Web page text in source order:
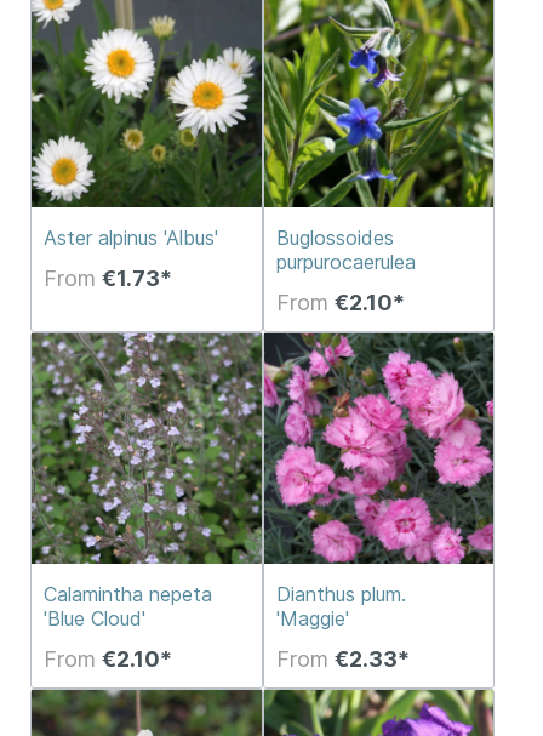
Aster alpinus 'Albus'
From €1.73*
Buglossoides
purpurocaerulea
From €2.10*
Calamintha nepeta
'Blue Cloud'
From €2.10*
Dianthus plum.
'Maggie'
From €2.33*